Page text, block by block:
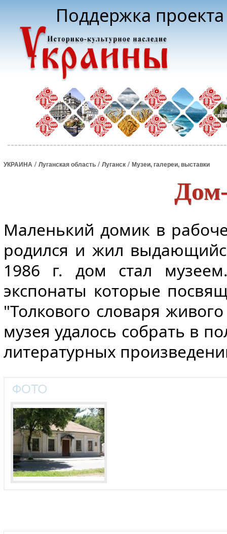
Поддержка
УКРАИНА / Луганская область / Луганск / Музеи, галереи, выставки
Маленький домик в
родился и жил
1986 г. дом стал
экспонаты которые
"Толкового словаря
музея удалось собрать в
литературных